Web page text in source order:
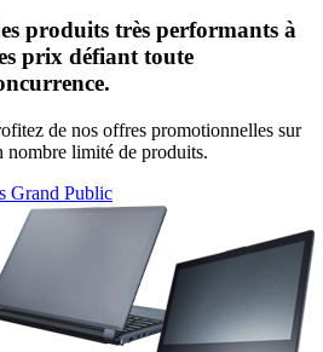
produits très performants à
prix défiant toute
de nos offres promotionnelles sur
nombre limité de produits.
Grand Public